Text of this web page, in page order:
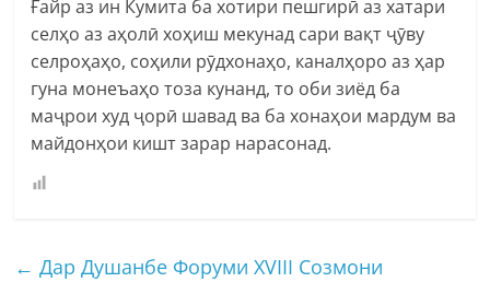
Ғайр аз ин Кумита ба хотири пешгирӣ аз хатари
селҳо аз аҳолӣ хоҳиш мекунад сари вақт ҷӯву
селроҳаҳо, соҳили рӯдхонаҳо, каналҳоро аз ҳар
гуна монеъаҳо тоза кунанд, то оби зиёд ба
маҷрои худ ҷорӣ шавад ва ба хонаҳои мардум ва
майдонҳои кишт зарар нарасонад.
← Дар Душанбе Форуми XVIII Созмони